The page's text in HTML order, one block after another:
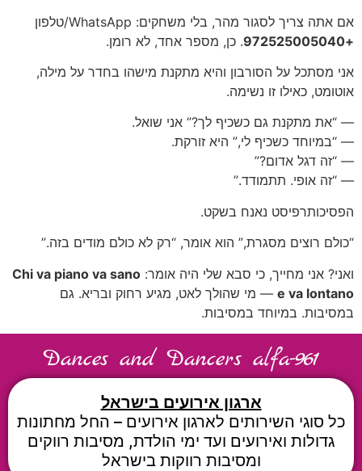
אם אתה צריך לסגור מהר, בלי משחקים: WhatsApp/טלפון
+972525005040
. כן, מספר אחד, לא רומן.
אני מסתכל על הסורבון והיא מתקנת מישהו בחדר על מילה,
אוטומט, כאילו זו נשימה.
— “את מתקנת גם כשכיף לך?” אני שואל.
— “במיוחד כשכיף לי,” היא זורקת.
— “זה דגל אדום?”
— “זה אופי. תתמודד.”
הפסיכותרפיסט נאנח בשקט.
“כולם רוצים מסגרת,” הוא אומר, “רק לא כולם מודים בזה.”
ואני? אני מחייך, כי סבא שלי היה אומר: Chi va piano va sano
e va lontano — מי שהולך לאט, מגיע רחוק ובריא. גם
במסיבות. במיוחד במסיבות.
Dances and Dancers alfa-961
ארגון אירועים בישראל
כל סוגי השירותים לארגון אירועים – החל מחתונות
גדולות ואירועים ועד ימי הולדת, מסיבות רווקים
ומסיבות רווקות בישראל